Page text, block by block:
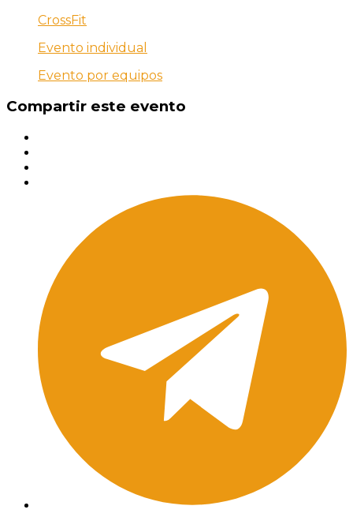
CrossFit
Evento individual
Evento por equipos
Compartir este evento